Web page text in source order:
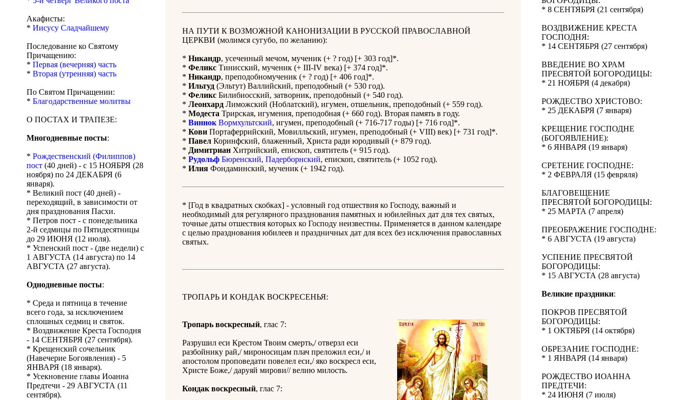
Акафисты:
* Иисусу Сладчайшему
Последование ко Святому
Причащению:
* Первая (вечерняя) часть
* Вторая (утренняя) часть
По Святом Причащении:
* Благодарственные молитвы
О ПОСТАХ И ТРАПЕЗЕ:
Многодневные посты:
* Рождественский (Филиппов)
пост (40 дней) - с 15 НОЯБРЯ (28
ноября) по 24 ДЕКАБРЯ (6
января).
* Великий пост (40 дней) -
переходящий, в зависимости от
дня празднования Пасхи.
* Петров пост - с понедельника
2-й седмицы по Пятидесятницы
до 29 ИЮНЯ (12 июля).
* Успенский пост - (две недели) с
1 АВГУСТА (14 августа) по 14
АВГУСТА (27 августа).
Однодневные посты:
* Среда и пятница в течение
всего года, за исключением
сплошных седмиц и святок.
* Воздвижение Креста Господня
- 14 СЕНТЯБРЯ (27 сентября).
* Крещенский сочельник
(Навечерие Богоявления) - 5
ЯНВАРЯ (18 января).
* Усекновение главы Иоанна
Предтечи - 29 АВГУСТА (11
сентября).
НА ПУТИ К ВОЗМОЖНОЙ КАНОНИЗАЦИИ В РУССКОЙ ПРАВОСЛАВНОЙ
ЦЕРКВИ (молимся сугубо, по желанию):
* Никандр, усеченный мечом, мученик (+ ? год) [+ 303 год]*.
* Феликс Тинисский, мученик (+ III-IV века) [+ 374 год]*.
* Никандр, преподобномученик (+ ? год) [+ 406 год]*.
* Ильтуд (Эльтут) Валлийский, преподобный (+ 530 год).
* Феликс Билибиосский, затворник, преподобный (+ 540 год).
* Леонхард Лиможский (Ноблатский), игумен, отшельник, преподобный (+ 559 год).
* Модеста Трирская, игумения, преподобная (+ 660 год). Вторая память в году.
* ВиннокВормхультский, игумен, преподобный (+ 716-717 годы) [+ 716 год]*.
* Кови Портаферрийский, Мовилльский, игумен, преподобный (+ VIII) век) [+ 731 год]*.
* Павел Коринфский, блаженный, Христа ради юродивый (+ 879 год).
* Димитриан Хитрийский, епископ, святитель (+ 915 год).
* Рудольф Бюренский, Падерборнский, епископ, святитель (+ 1052 год).
* Илия Фондаминский, мученик (+ 1942 год).
* [Год в квадратных скобках] - условный год отшествия ко Господу, важный и
необходимый для регулярного празднования памятных и юбилейных дат для тех святых,
точные даты отшествия которых ко Господу неизвестны. Применяется в данном календаре
с целью празднования юбилеев и праздничных дат для всех без исключения православных
святых.
ТРОПАРЬ И КОНДАК ВОСКРЕСЕНЬЯ:
Тропарь воскресный, глас 7:
Разрушил еси Крестом Твоим смерть,/ отверзл еси
разбойнику рай,/ мироносицам плач преложил еси,/ и
апостолом проповедати повелел еси,/ яко воскресл еси,
Христе Боже,/ даруяй мирови// велию милость.
Кондак воскресный, глас 7:
* 8 СЕНТЯБРЯ (21 сентября)
ВОЗДВИЖЕНИЕ КРЕСТА
ГОСПОДНЯ:
* 14 СЕНТЯБРЯ (27 сентября)
ВВЕДЕНИЕ ВО ХРАМ
ПРЕСВЯТОЙ БОГОРОДИЦЫ:
* 21 НОЯБРЯ (4 декабря)
РОЖДЕСТВО ХРИСТОВО:
* 25 ДЕКАБРЯ (7 января)
КРЕЩЕНИЕ ГОСПОДНЕ
(БОГОЯВЛЕНИЕ):
* 6 ЯНВАРЯ (19 января)
СРЕТЕНИЕ ГОСПОДНЕ:
* 2 ФЕВРАЛЯ (15 февряля)
БЛАГОВЕЩЕНИЕ
ПРЕСВЯТОЙ БОГОРОДИЦЫ:
* 25 МАРТА (7 апреля)
ПРЕОБРАЖЕНИЕ ГОСПОДНЕ:
* 6 АВГУСТА (19 августа)
УСПЕНИЕ ПРЕСВЯТОЙ
БОГОРОДИЦЫ:
* 15 АВГУСТА (28 августа)
Великие праздники:
ПОКРОВ ПРЕСВЯТОЙ
БОГОРОДИЦЫ:
* 1 ОКТЯБРЯ (14 октября)
ОБРЕЗАНИЕ ГОСПОДНЕ:
* 1 ЯНВАРЯ (14 января)
РОЖДЕСТВО ИОАННА
ПРЕДТЕЧИ:
* 24 ИЮНЯ (7 июля)